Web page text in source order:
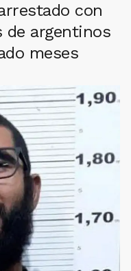
con
argentinos
meses